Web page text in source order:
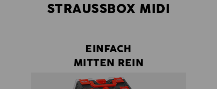
STRAUSSBOX MIDI
EINFACH
MITTEN REIN